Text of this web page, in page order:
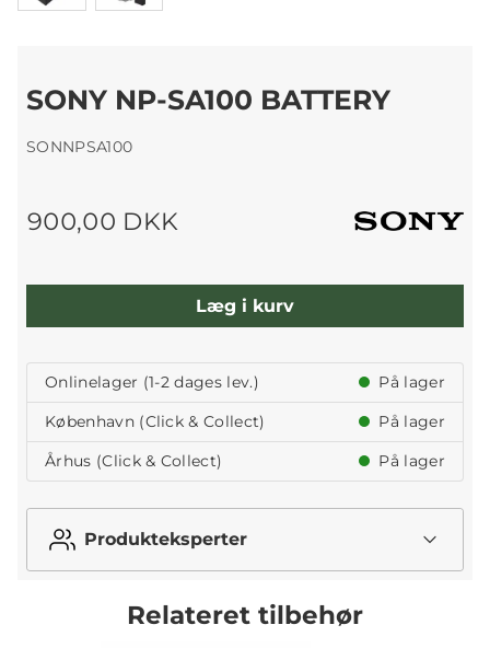
SONY NP-SA100 BATTERY
SONNPSA100
900,00 DKK
Læg i kurv
Onlinelager (1-2 dages lev.)
På lager
København (Click & Collect)
På lager
Århus (Click & Collect)
På lager
Produkteksperter
Relateret tilbehør